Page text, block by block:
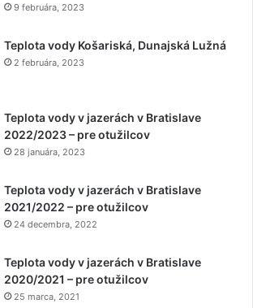
9 februára, 2023
Teplota vody Košariská, Dunajská Lužná
2 februára, 2023
Teplota vody v jazerách v Bratislave
2022/2023 – pre otužilcov
28 januára, 2023
Teplota vody v jazerách v Bratislave
2021/2022 – pre otužilcov
24 decembra, 2022
Teplota vody v jazerách v Bratislave
2020/2021 – pre otužilcov
25 marca, 2021